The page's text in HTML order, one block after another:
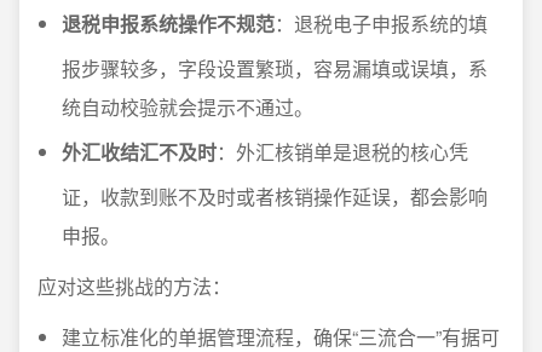
退税申报系统操作不规范：退税电子申报系统的填
报步骤较多，字段设置繁琐，容易漏填或误填，系
统自动校验就会提示不通过。
外汇收结汇不及时：外汇核销单是退税的核心凭
证，收款到账不及时或者核销操作延误，都会影响
申报。
应对这些挑战的方法：
建立标准化的单据管理流程，确保“三流合一”有据可